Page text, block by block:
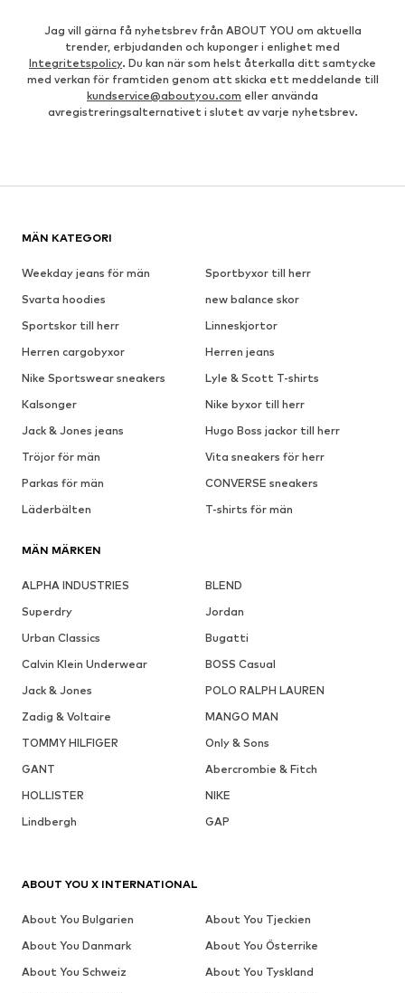
Jag vill gärna få nyhetsbrev från ABOUT YOU om aktuella
trender, erbjudanden och kuponger i enlighet med
Integritetspolicy. Du kan när som helst återkalla ditt samtycke
med verkan för framtiden genom att skicka ett meddelande till
kundservice@aboutyou.com eller använda
avregistreringsalternativet i slutet av varje nyhetsbrev.
MÄN KATEGORI
Weekday jeans för män
Sportbyxor till herr
Svarta hoodies
new balance skor
Sportskor till herr
Linneskjortor
Herren cargobyxor
Herren jeans
Nike Sportswear sneakers
Lyle & Scott T-shirts
Kalsonger
Nike byxor till herr
Jack & Jones jeans
Hugo Boss jackor till herr
Tröjor för män
Vita sneakers för herr
Parkas för män
CONVERSE sneakers
Läderbälten
T-shirts för män
MÄN MÄRKEN
ALPHA INDUSTRIES
BLEND
Superdry
Jordan
Urban Classics
Bugatti
Calvin Klein Underwear
BOSS Casual
Jack & Jones
POLO RALPH LAUREN
Zadig & Voltaire
MANGO MAN
TOMMY HILFIGER
Only & Sons
GANT
Abercrombie & Fitch
HOLLISTER
NIKE
Lindbergh
GAP
ABOUT YOU X INTERNATIONAL
About You Bulgarien
About You Tjeckien
About You Danmark
About You Österrike
About You Schweiz
About You Tyskland